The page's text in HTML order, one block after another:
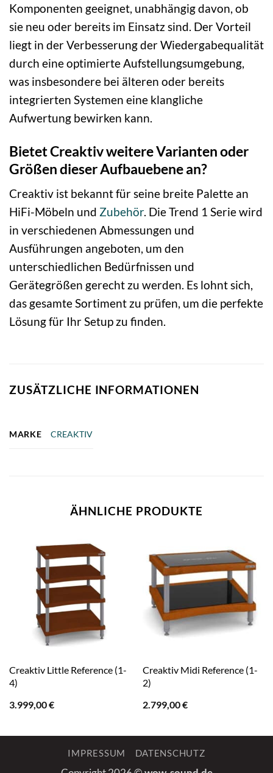
Komponenten geeignet, unabhängig davon, ob
sie neu oder bereits im Einsatz sind. Der Vorteil
liegt in der Verbesserung der Wiedergabequalität
durch eine optimierte Aufstellungsumgebung,
was insbesondere bei älteren oder bereits
integrierten Systemen eine klangliche
Aufwertung bewirken kann.
Bietet Creaktiv weitere Varianten oder
Größen dieser Aufbauebene an?
Creaktiv ist bekannt für seine breite Palette an
HiFi-Möbeln und Zubehör. Die Trend 1 Serie wird
in verschiedenen Abmessungen und
Ausführungen angeboten, um den
unterschiedlichen Bedürfnissen und
Gerätegrößen gerecht zu werden. Es lohnt sich,
das gesamte Sortiment zu prüfen, um die perfekte
Lösung für Ihr Setup zu finden.
ZUSÄTZLICHE INFORMATIONEN
MARKE CREAKTIV
ÄHNLICHE PRODUKTE
Creaktiv Little Reference (1-
4)
3.999,00€
Creaktiv Midi Reference (1-
2)
2.799,00€
IMPRESSUM DATENSCHUTZ